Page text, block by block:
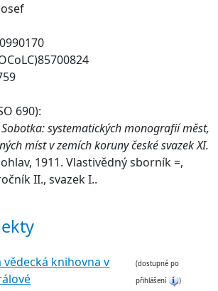
690):
Sobotka: systematických monografií měst,
míst v zemích koruny české svazek XI.
1911. Vlastivědný sborník =,
II., svazek I..
vědecká knihovna v
(dostupné po
přihlášení
)